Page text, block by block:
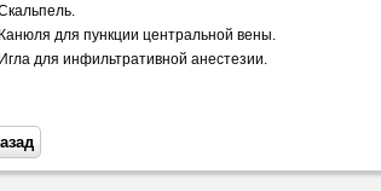
для пункции центральной вены.
для инфильтративной анестезии.